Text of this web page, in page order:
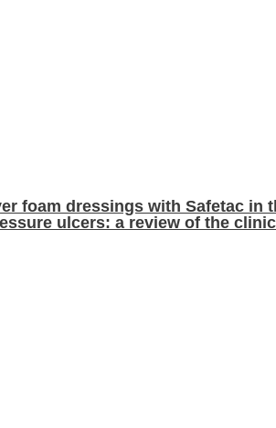
foam dressings with Safetac in
ulcers: a review of the